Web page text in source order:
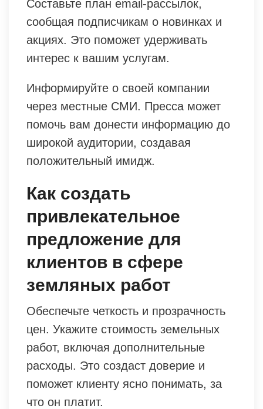
Составьте план email-рассылок,
сообщая подписчикам о новинках и
акциях. Это поможет удерживать
интерес к вашим услугам.
Информируйте о своей компании
через местные СМИ. Пресса может
помочь вам донести информацию до
широкой аудитории, создавая
положительный имидж.
Как создать
привлекательное
предложение для
клиентов в сфере
земляных работ
Обеспечьте четкость и прозрачность
цен. Укажите стоимость земельных
работ, включая дополнительные
расходы. Это создаст доверие и
поможет клиенту ясно понимать, за
что он платит.